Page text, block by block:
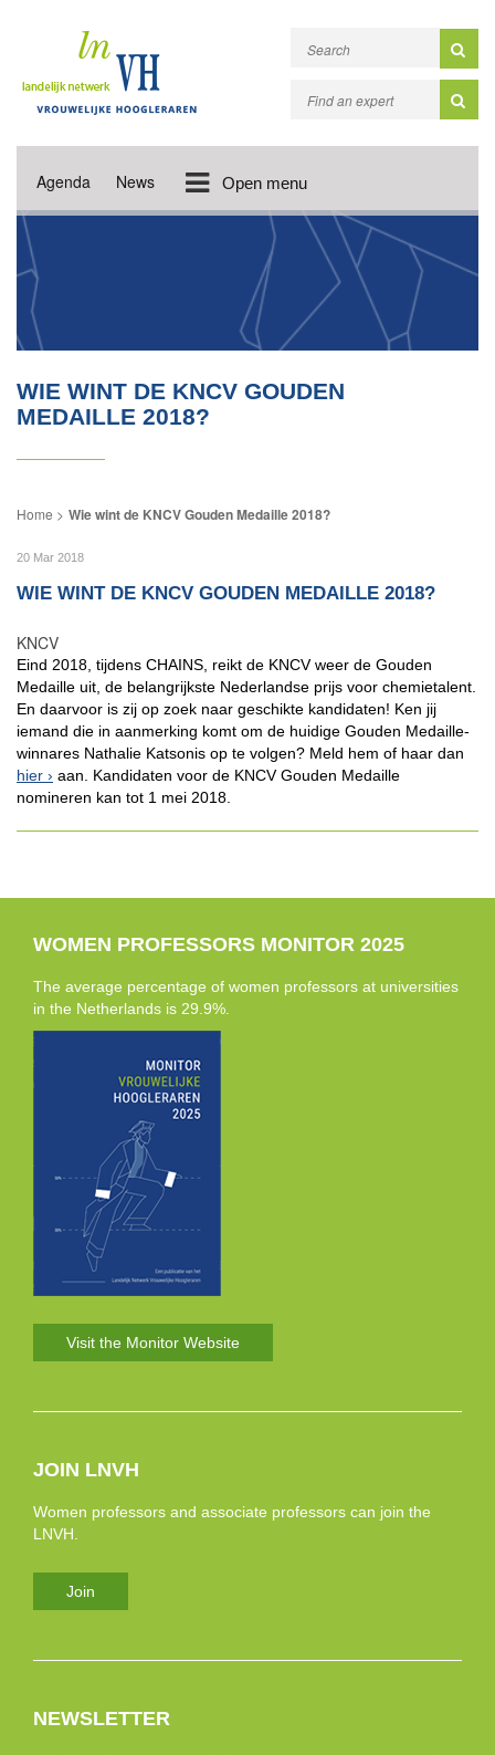
Agenda News Open menu
WIE WINT DE KNCV GOUDEN
MEDAILLE 2018?
Wie wint de KNCV Gouden Medaille 2018?
20 Mar 2018
WIE WINT DE KNCV GOUDEN MEDAILLE 2018?
KNCV
Eind 2018, tijdens CHAINS, reikt de KNCV weer de Gouden
Medaille uit, de belangrijkste Nederlandse prijs voor chemietalent.
En daarvoor is zij op zoek naar geschikte kandidaten! Ken jij
iemand die in aanmerking komt om de huidige Gouden Medaille-
winnares Nathalie Katsonis op te volgen? Meld hem of haar dan
hier
aan. Kandidaten voor de KNCV Gouden Medaille
nomineren kan tot 1 mei 2018.
WOMEN PROFESSORS MONITOR 2025
The average percentage of women professors at universities
in the Netherlands is 29.9%.
Visit the Monitor Website
JOIN LNVH
Women professors and associate professors can join the
LNVH.
Join
NEWSLETTER